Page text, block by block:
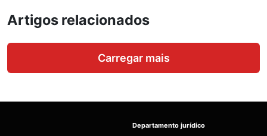
Artigos relacionados
Carregar mais
Departamento jurídico